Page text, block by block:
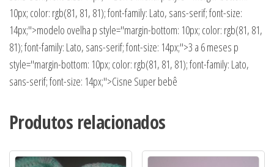
10px; color: rgb(81, 81, 81); font-family: Lato, sans-serif; font-size:
14px;">modelo ovelha p style="margin-bottom: 10px; color: rgb(81, 81,
81); font-family: Lato, sans-serif; font-size: 14px;">3 a 6 meses p
style="margin-bottom: 10px; color: rgb(81, 81, 81); font-family: Lato,
sans-serif; font-size: 14px;">Cisne Super bebê
Produtos relacionados